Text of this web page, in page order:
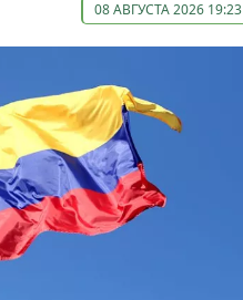
08 АВГУСТА 2026 19:23